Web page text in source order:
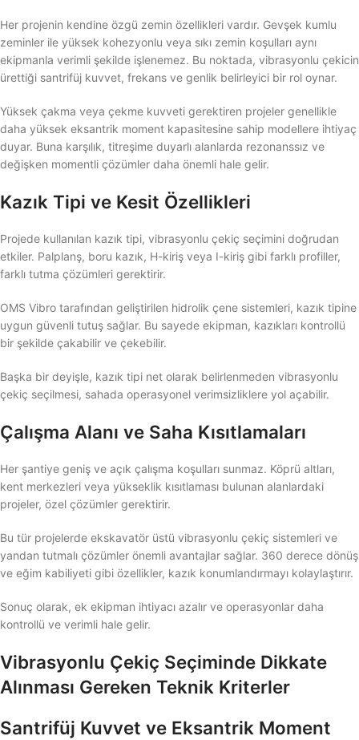
Her projenin kendine özgü zemin özellikleri vardır. Gevşek kumlu
zeminler ile yüksek kohezyonlu veya sıkı zemin koşulları aynı
ekipmanla verimli şekilde işlenemez. Bu noktada, vibrasyonlu çekicin
ürettiği santrifüj kuvvet, frekans ve genlik belirleyici bir rol oynar.
Yüksek çakma veya çekme kuvveti gerektiren projeler genellikle
daha yüksek eksantrik moment kapasitesine sahip modellere ihtiyaç
duyar. Buna karşılık, titreşime duyarlı alanlarda rezonanssız ve
değişken momentli çözümler daha önemli hale gelir.
Kazık Tipi ve Kesit Özellikleri
Projede kullanılan kazık tipi, vibrasyonlu çekiç seçimini doğrudan
etkiler. Palplanş, boru kazık, H-kiriş veya I-kiriş gibi farklı profiller,
farklı tutma çözümleri gerektirir.
OMS Vibro tarafından geliştirilen hidrolik çene sistemleri, kazık tipine
uygun güvenli tutuş sağlar. Bu sayede ekipman, kazıkları kontrollü
bir şekilde çakabilir ve çekebilir.
Başka bir deyişle, kazık tipi net olarak belirlenmeden vibrasyonlu
çekiç seçilmesi, sahada operasyonel verimsizliklere yol açabilir.
Çalışma Alanı ve Saha Kısıtlamaları
Her şantiye geniş ve açık çalışma koşulları sunmaz. Köprü altları,
kent merkezleri veya yükseklik kısıtlaması bulunan alanlardaki
projeler, özel çözümler gerektirir.
Bu tür projelerde ekskavatör üstü vibrasyonlu çekiç sistemleri ve
yandan tutmalı çözümler önemli avantajlar sağlar. 360 derece dönüş
ve eğim kabiliyeti gibi özellikler, kazık konumlandırmayı kolaylaştırır.
Sonuç olarak, ek ekipman ihtiyacı azalır ve operasyonlar daha
kontrollü ve verimli hale gelir.
Vibrasyonlu Çekiç Seçiminde Dikkate
Alınması Gereken Teknik Kriterler
Santrifüj Kuvvet ve Eksantrik Moment